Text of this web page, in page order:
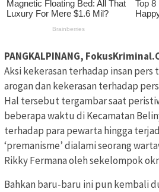
PANGKALPINANG,
Aksi kekerasan terhadap insan
arogan dan kekerasan terhadap
Hal tersebut tergambar saat
beberapa waktu di Kecamatan
terhadap para pewarta hingga
‘premanisme’ dialami seorang
Rikky Fermana oleh sekelompok
Bahkan baru-baru ini pun kembali